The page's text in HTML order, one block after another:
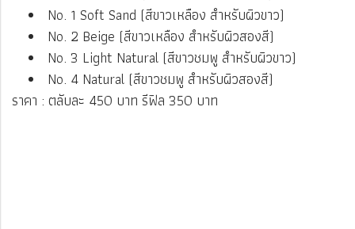
No. 1 Soft Sand (สีขาวเหลือง สำหรับผิวขาว)
No. 2 Beige (สีขาวเหลือง สำหรับผิวสองสี)
No. 3 Light Natural (สีขาวชมพู สำหรับผิวขาว)
​ No. 4 Natural (สีขาวชมพู สำหรับผิวสองสี)
ราคา : ตลับละ 450 บาท รีฟิล 350 บาท